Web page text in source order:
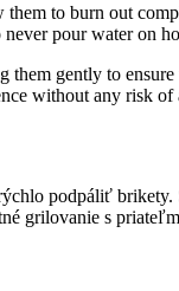
to burn out
pour water ‌on⁢
gently to
without any risk⁣ of
podpáliť
⁣grilovanie‌ s